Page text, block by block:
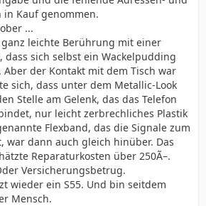
Kauf genommen.
...
leichte Berührung mit einer
dass sich selbst ein Wackelpudding
der Kontakt mit dem Tisch war
sich, dass unter dem Metallic-Look
Stelle am Gelenk, das das Telefon
nur leicht zerbrechliches Plastik
Flexband, das die Signale zum
war dann auch gleich hinüber. Das
Reparaturkosten über 250Ã–.
Versicherungsbetrug.
wieder ein S55. Und bin seitdem
Mensch.